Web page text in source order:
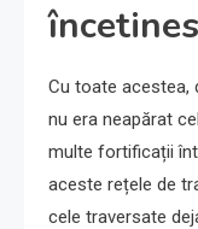
Cu toate acestea,
nu era neapărat
multe fortificații
aceste rețele de
cele traversate